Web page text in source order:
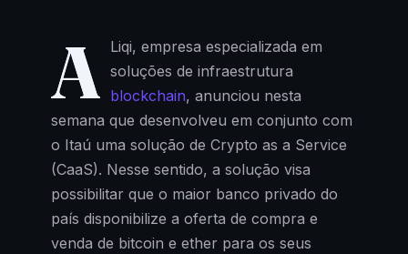
A Liqi, empresa especializada em
soluções de infraestrutura
blockchain, anunciou nesta
semana que desenvolveu em conjunto com
o Itaú uma solução de Crypto as a Service
(CaaS). Nesse sentido, a solução visa
possibilitar que o maior banco privado do
país disponibilize a oferta de compra e
venda de bitcoin e ether para os seus